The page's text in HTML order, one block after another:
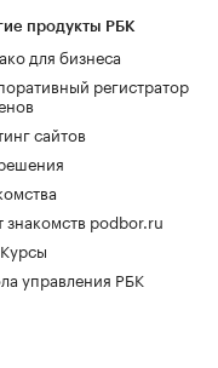
продукты РБК
для бизнеса
регистратор
сайтов
знакомств podbor.ru
управления РБК